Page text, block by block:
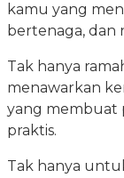
kamu yang
bertenaga, dan
Tak hanya
menawarkan
yang membuat
praktis.
Tak hanya